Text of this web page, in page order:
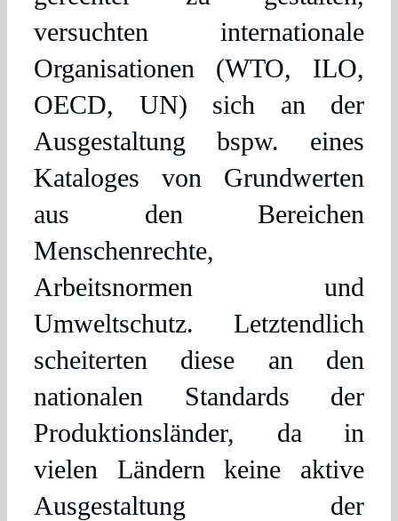
versuchten internationale
Organisationen (WTO, ILO,
OECD, UN) sich an der
Ausgestaltung bspw. eines
Kataloges von Grundwerten
aus den Bereichen
Menschenrechte,
Arbeitsnormen und
Umweltschutz. Letztendlich
scheiterten diese an den
nationalen Standards der
Produktionsländer, da in
vielen Ländern keine aktive
Ausgestaltung der